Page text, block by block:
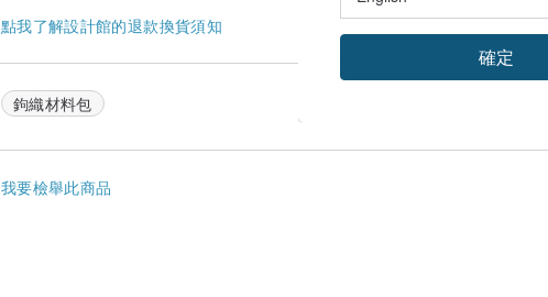
點我了解設計館的退款換貨須知
鉤織材料包
我要檢舉此商品
確定